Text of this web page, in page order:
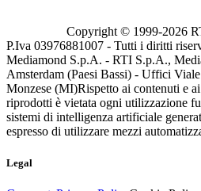
Copyright © 1999-2026
P.Iva 03976881007 - Tutti i diritti
Mediamond S.p.A. - RTI S.p.A.,
Amsterdam (Paesi Bassi) - Uffici
Monzese (MI)Rispetto ai contenuti e
riprodotti è vietata ogni utilizzazione
sistemi di intelligenza artificiale
espresso di utilizzare mezzi
Legal